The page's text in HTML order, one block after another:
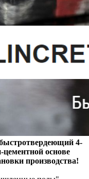
4-
основе
производства!